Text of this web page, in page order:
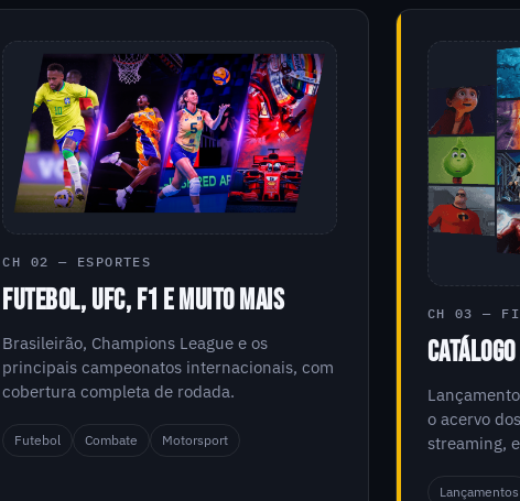
CH 02 — ESPORTES
FUTEBOL, UFC, F1 E MUITO MAIS
Brasileirão, Champions League e os
principais campeonatos internacionais, com
cobertura completa de rodada.
Futebol Combate Motorsport
CH 03 —
o acervo
streaming,
Lançamentos